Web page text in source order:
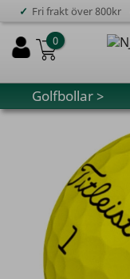
✓ Fri frakt över 800kr
0
Golfbollar >